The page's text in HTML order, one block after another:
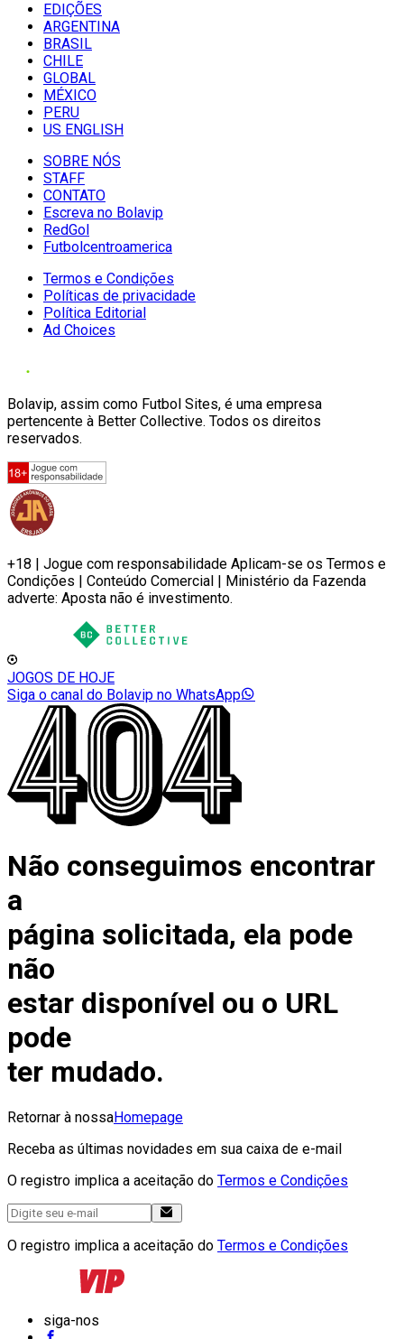
EDIÇÕES
ARGENTINA
BRASIL
CHILE
GLOBAL
MÉXICO
PERU
US ENGLISH
SOBRE NÓS
STAFF
CONTATO
Escreva no Bolavip
RedGol
Futbolcentroamerica
Termos e Condições
Políticas de privacidade
Política Editorial
Ad Choices
Bolavip, assim como Futbol Sites, é uma empresa
pertencente à Better Collective. Todos os direitos
reservados.
+18 | Jogue com responsabilidade Aplicam-se os Termos e
Condições | Conteúdo Comercial | Ministério da Fazenda
adverte: Aposta não é investimento.
JOGOS DE HOJE
Siga o canal do Bolavip no WhatsApp
Não conseguimos encontrar
a
página solicitada, ela pode
não
estar disponível ou o URL
pode
ter mudado.
Retornar à nossaHomepage
Receba as últimas novidades em sua caixa de e-mail
O registro implica a aceitação do Termos e Condições
O registro implica a aceitação do Termos e Condições
siga-nos